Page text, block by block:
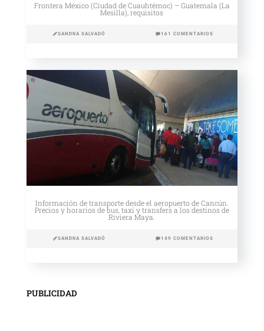
Frontera México (Ciudad de Cuauhtémoc) – Guatemala (La
Mesilla), requisitos
SANDRA SALVADÓ 161 COMENTARIOS
Información de transporte desde el aeropuerto de Cancún.
Precios y horarios de bus, taxi y transfers a los destinos de
Riviera Maya.
SANDRA SALVADÓ 149 COMENTARIOS
PUBLICIDAD